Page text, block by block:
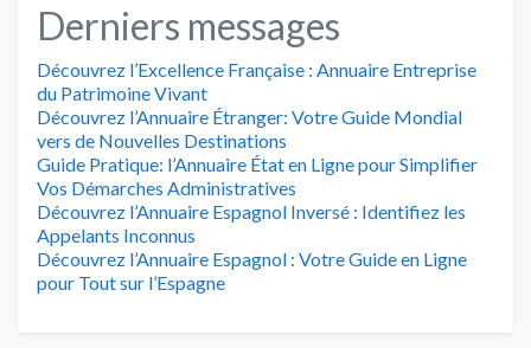
Derniers messages
Découvrez l’Excellence Française : Annuaire Entreprise
du Patrimoine Vivant
Découvrez l’Annuaire Étranger: Votre Guide Mondial
vers de Nouvelles Destinations
Guide Pratique: l’Annuaire État en Ligne pour Simplifier
Vos Démarches Administratives
Découvrez l’Annuaire Espagnol Inversé : Identifiez les
Appelants Inconnus
Découvrez l’Annuaire Espagnol : Votre Guide en Ligne
pour Tout sur l’Espagne